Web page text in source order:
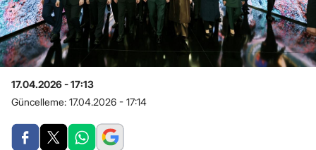
17.04.2026 - 17:13
Güncelleme: 17.04.2026 - 17:14